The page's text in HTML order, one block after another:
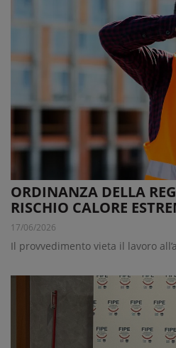
ORDINANZA DELLA
RISCHIO CALORE
17/06/2026
Il provvedimento vieta il lavoro